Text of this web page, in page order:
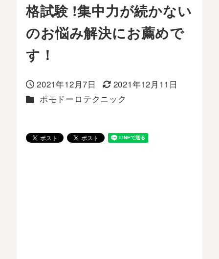
格試験 !集中力が続かない
のお悩み解決にお薦めで
す！
投稿日
2021年12月7日
更新日
2021年12月11日
カテゴリー
ポモドーロテクニック